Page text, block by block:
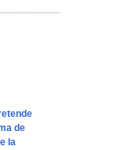
de
la